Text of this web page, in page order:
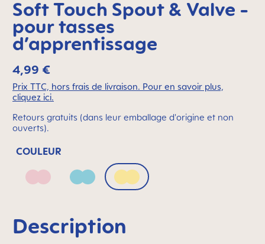
Soft Touch Spout & Valve -
pour tasses
d’apprentissage
4,99 €
Prix TTC, hors frais de livraison. Pour en savoir plus,
cliquez ici.
Retours gratuits (dans leur emballage d'origine et non
ouverts).
COULEUR
Blush Sage Sunlight
Description